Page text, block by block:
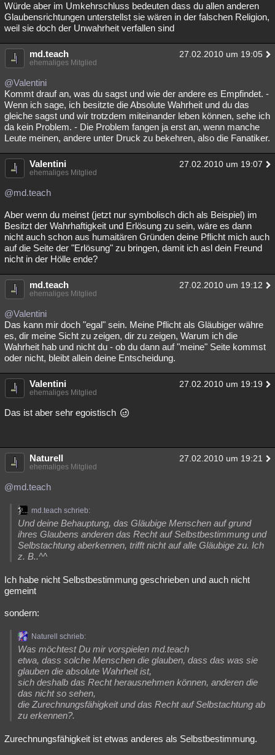
Würde aber im Umkehrschluss bedeuten dass du allen anderen
Glaubensrichtungen unterstellst sie wären in der falschen Religion,
weil sie doch der Unwahrheit verfallen sind
md.teach 27.02.2010 um 19:05
ehemaliges Mitglied
@Valentini
Kommt drauf an, was du sagst und wie der andere es Empfindet. -
Wenn ich sage, ich besitzte die Absolute Wahrheit und du das
gleiche sagst und wir trotzdem miteinander leben können, sehe ich
da kein Problem. - Die Problem fangen ja erst an, wenn manche
Leute meinen, andere unter Druck zu bekehren, also die Fanatiker.
Valentini 27.02.2010 um 19:07
ehemaliges Mitglied
@md.teach
Aber wenn du meinst (jetzt nur symbolisch dich als Beispiel) im
Besitzt der Wahrhaftigkeit und Erlösung zu sein, wäre es dann
nicht auch schon aus humaitären Gründen deine Pflicht mich auch
auf die Seite der "Erlösung" zu bringen, damit ich asl dein Freund
nicht in der Hölle ende?
md.teach 27.02.2010 um 19:12
ehemaliges Mitglied
@Valentini
Das kann mir doch "egal" sein. Meine Pflicht als Gläubiger währe
es, dir meine Sicht zu zeigen, dir zu zeigen, Warum ich die
Wahrheit hab und nicht du - ob du dann auf "meine" Seite kommst
oder nicht, bleibt allein deine Entscheidung.
Valentini 27.02.2010 um 19:19
ehemaliges Mitglied
Das ist aber sehr egoistisch
Naturell 27.02.2010 um 19:21
ehemaliges Mitglied
@md.teach
md.teach schrieb:
Und deine Behauptung, das Gläubige Menschen auf grund
ihres Glaubens anderen das Recht auf Selbstbestimmung und
Selbstachtung aberkennen, trifft nicht auf alle Gläubige zu. Ich
z. B..^^
Ich habe nicht Selbstbestimmung geschrieben und auch nicht
gemeint
sondern:
Naturell schrieb:
Was möchtest Du mir vorspielen md.teach
etwa, dass solche Menschen die glauben, dass das was sie
glauben die absolute Wahrheit ist,
sich deshalb das Recht herausnehmen können, anderen die
das nicht so sehen,
die Zurechnungsfähigkeit und das Recht auf Selbstachtung ab
zu erkennen?.
Zurechnungsfähigkeit ist etwas anderes als Selbstbestimmung.